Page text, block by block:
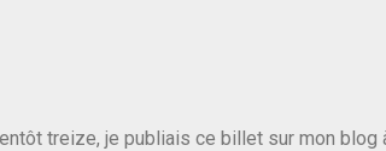
treize, je publiais ce billet sur mon